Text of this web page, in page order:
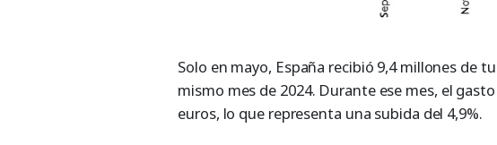
Solo en mayo, España recibió 9,4 millones de
mismo mes de 2024. Durante ese mes, el
euros, lo que representa una subida del 4,9%.